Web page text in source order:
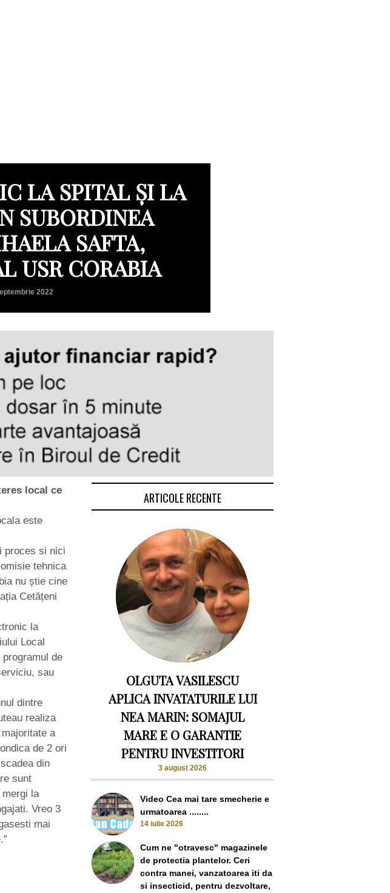
LA SPITAL ȘI LA
SUBORDINEA
SAFTA,
USR CORABIA
2022
local ce
este
proces si nici
tehnica
nu știe cine
Cetățeni
la
Local
de
sau
dintre
realiza
a
de 2 ori
din
sunt
la
Vreo 3
mai
ARTICOLE RECENTE
OLGUTA VASILESCU
APLICA INVATATURILE LUI
NEA MARIN: SOMAJUL
MARE E O GARANTIE
PENTRU INVESTITORI
3 august 2026
Video Cea mai tare smecherie e
urmatoarea ........
14 iulie 2026
Cum ne "otravesc" magazinele
de protectia plantelor. Ceri
contra manei, vanzatoarea iti da
si insecticid, pentru dezvoltare,